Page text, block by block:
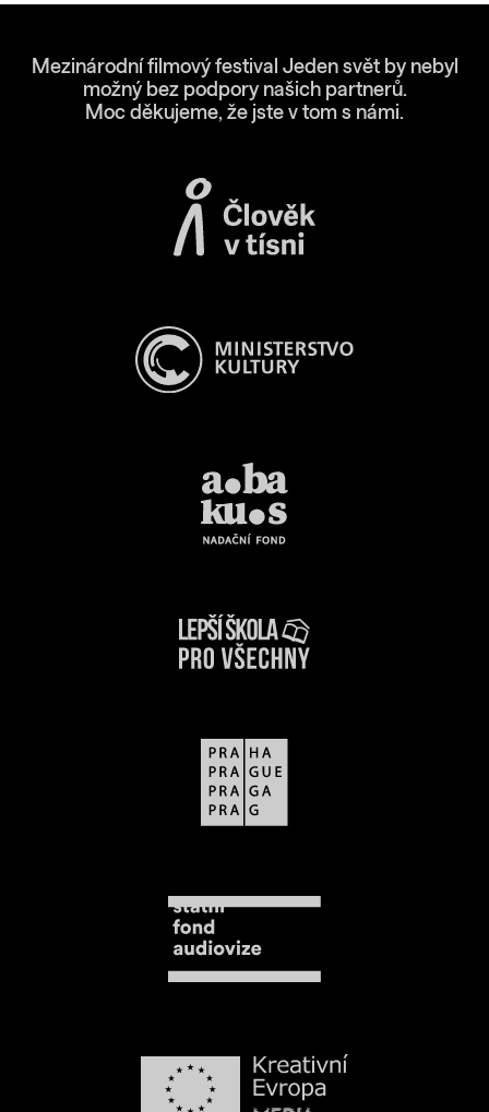
Mezinárodní filmový festival Jeden svět by nebyl
možný bez podpory našich partnerů.
Moc děkujeme, že jste v tom s námi.